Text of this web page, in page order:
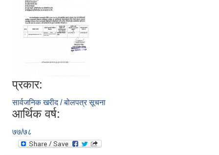
प्रकार:
सार्वजनिक खरीद / बोलपत्र सूचना
आर्थिक वर्ष:
७७/७८